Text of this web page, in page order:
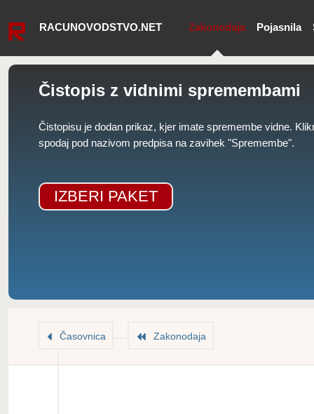
RACUNOVODSTVO.NET Zakonodaja Pojasnila
Čistopis z vidnimi spremembami
Čistopisu je dodan prikaz, kjer imate spremembe vidne.
spodaj pod nazivom predpisa na zavihek "Spremembe".
IZBERI PAKET
Časovnica Zakonodaja